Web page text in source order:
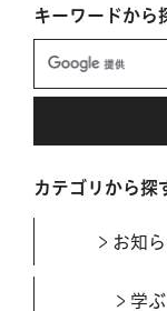
キーワードから
カテゴリから探
お知
学ぶ